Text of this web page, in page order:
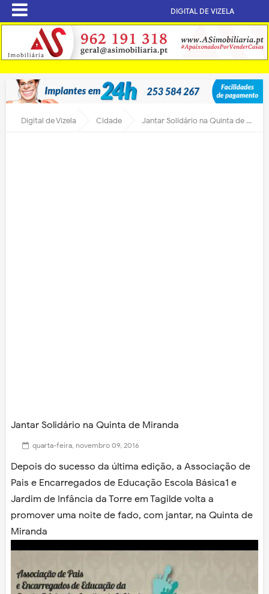
DIGITAL DE VIZELA
Digital de Vizela Cidade Jantar Solidário na Quinta de Miranda
Jantar Solidário na Quinta de Miranda
quarta-feira, novembro 09, 2016
Depois do sucesso da última edição, a Associação de
Pais e Encarregados de Educação Escola Básica1 e
Jardim de Infância da Torre em Tagilde volta a
promover uma noite de fado, com jantar, na Quinta de
Miranda